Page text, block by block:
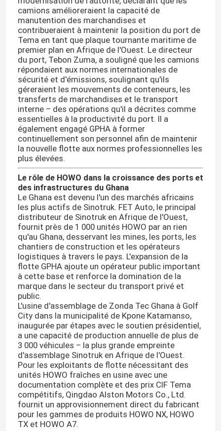
Aperçu
Produits
A propos de nous
Visite d'usine
Contrôle de la qualité
Contact
nouvelles
Tous les cas
Le camion à ordures Howo
camions amélioreraient la capacité de
manutention des marchandises et
contribueraient à maintenir la position du port de
Tema en tant que plaque tournante maritime de
premier plan en Afrique de l'Ouest. Le directeur
du port, Tebon Zuma, a souligné que les camions
répondaient aux normes internationales de
sécurité et d'émissions, soulignant qu'ils
géreraient les mouvements de conteneurs, les
transferts de marchandises et le transport
interne – des opérations qu'il a décrites comme
essentielles à la productivité du port. Il a
également engagé GPHA à former
continuellement son personnel afin de maintenir
la nouvelle flotte aux normes professionnelles les
plus élevées.
Le rôle de HOWO dans la croissance des ports et
des infrastructures du Ghana
Le Ghana est devenu l'un des marchés africains
les plus actifs de Sinotruk. FET Auto, le principal
distributeur de Sinotruk en Afrique de l'Ouest,
fournit près de 1 000 unités HOWO par an rien
qu'au Ghana, desservant les mines, les ports, les
chantiers de construction et les opérateurs
logistiques à travers le pays. L'expansion de la
flotte GPHA ajoute un opérateur public important
à cette base et renforce la domination de la
marque dans le secteur du transport privé et
public.
L'usine d'assemblage de Zonda Tec Ghana à Golf
City dans la municipalité de Kpone Katamanso,
inaugurée par étapes avec le soutien présidentiel,
a une capacité de production annuelle de plus de
3 000 véhicules – la plus grande empreinte
d'assemblage Sinotruk en Afrique de l'Ouest.
Pour les exploitants de flotte nécessitant des
unités HOWO fraîches en usine avec une
documentation complète et des prix CIF Tema
compétitifs, Qingdao Alston Motors Co., Ltd.
fournit un approvisionnement direct du fabricant
pour les gammes de produits HOWO NX, HOWO
TX et HOWO A7.